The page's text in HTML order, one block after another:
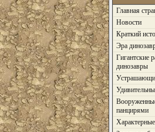
Главная
Новости
Краткий
Эра
Гигантские
динозавры
панцирями